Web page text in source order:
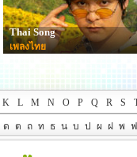
Thai Song
เพลงไทย
K L M N O P Q R S
ด ต ถ ท ธ น บ ป ผ ฝ พ ฟ